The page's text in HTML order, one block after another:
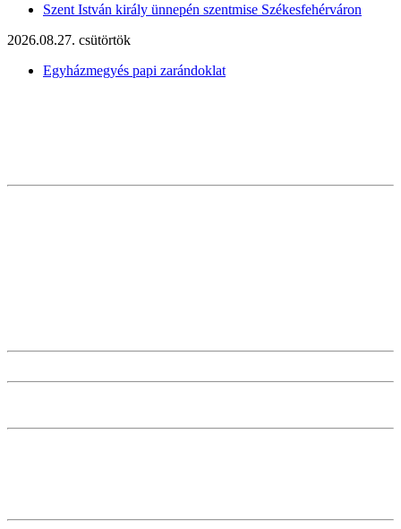
Szent István király ünnepén szentmise Székesfehérváron
2026.08.27. csütörtök
Egyházmegyés papi zarándoklat